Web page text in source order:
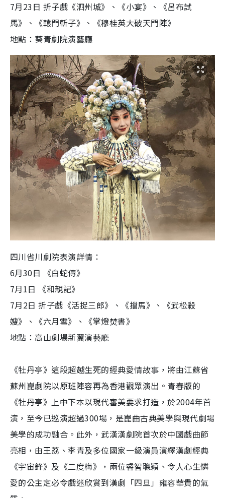
7月23日 折子戲《泗州城》、《小宴》、《呂布試
馬》、《轅門斬子》、《穆桂英大破天門陣》
地點：葵青劇院演藝廳
四川省川劇院表演詳情：
6月30日 《白蛇傳》
7月1日 《和親記》
7月2日 折子戲《活捉三郎》、《擋馬》、《武松殺
嫂》、《六月雪》、《掌燈焚書》
地點：高山劇場新翼演藝廳
《牡丹亭》這段超越生死的經典愛情故事，將由江蘇省
蘇州崑劇院以原班陣容再為香港觀眾演出。青春版的
《牡丹亭》上中下本以現代審美要求打造，於2004年首
演，至今已巡演超過300場，是崑曲古典美學與現代劇場
美學的成功融合。此外，武漢漢劇院首次於中國戲曲節
亮相，由王荔、李青及多位國家一級演員演繹漢劇經典
《宇宙鋒》及《二度梅》，兩位睿智聰穎、令人心生憐
愛的公主定必令戲迷欣賞到漢劇「四旦」雍容華貴的氣